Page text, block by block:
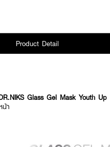
Product Detail
Glass Gel Mask Youth Up
น้า